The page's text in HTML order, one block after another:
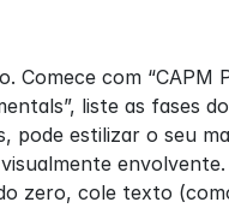
Comece com
liste as fases
pode estilizar o seu
envolvente.
zero, cole texto